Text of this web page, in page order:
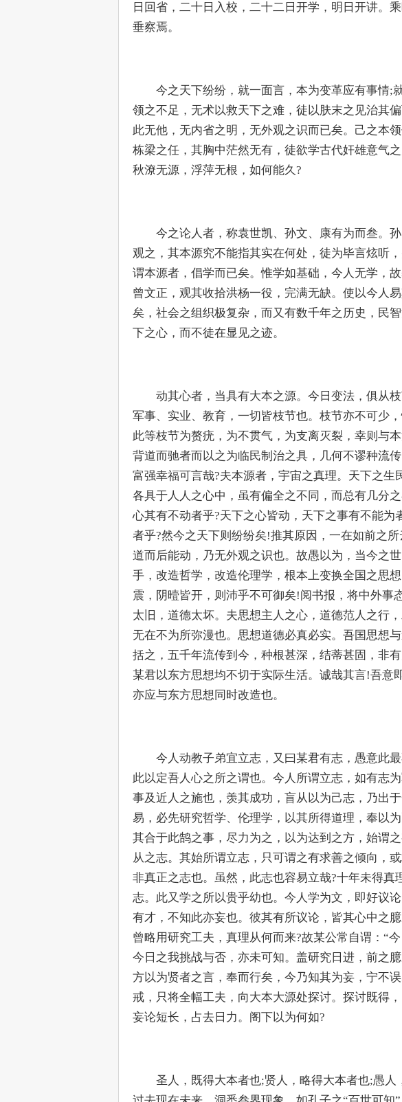
日回省，二十日入校，二十二日开学，明日开讲。
垂察焉。
今之天下纷纷，就一面言，本为变革应有事情;
领之不足，无术以救天下之难，徒以肤末之见治其
此无他，无内省之明，无外观之识而已矣。己之本
栋梁之任，其胸中茫然无有，徒欲学古代奸雄意气
秋潦无源，浮萍无根，如何能久?
今之论人者，称袁世凯、孙文、康有为而叁。孙
观之，其本源究不能指其实在何处，徒为毕言炫听
谓本源者，倡学而已矣。惟学如基础，今人无学，
曾文正，观其收拾洪杨一役，完满无缺。使以今人
矣，社会之组织极复杂，而又有数千年之历史，民
下之心，而不徒在显见之迹。
动其心者，当具有大本之源。今日变法，俱从枝
军事、实业、教育，一切皆枝节也。枝节亦不可少
此等枝节为赘疣，为不贯气，为支离灭裂，幸则与
背道而驰者而以之为临民制治之具，几何不谬种流
富强幸福可言哉?夫本源者，宇宙之真理。天下之生
各具于人人之心中，虽有偏全之不同，而总有几分
心其有不动者乎?天下之心皆动，天下之事有不能为
者乎?然今之天下则纷纷矣!推其原因，一在如前之
道而后能动，乃无外观之识也。故愚以为，当今之
手，改造哲学，改造伦理学，根本上变换全国之思
震，阴曀皆开，则沛乎不可御矣!阅书报，将中外事
太旧，道德太坏。夫思想主人之心，道德范人之行
无在不为所弥漫也。思想道德必真必实。吾国思想
括之，五千年流传到今，种根甚深，结蒂甚固，非
某君以东方思想均不切于实际生活。诚哉其言!吾意
亦应与东方思想同时改造也。
今人动教子弟宜立志，又曰某君有志，愚意此最
此以定吾人心之所之谓也。今人所谓立志，如有志
事及近人之施也，羡其成功，盲从以为己志，乃出
易，必先研究哲学、伦理学，以其所得道理，奉以
其合于此鹄之事，尽力为之，以为达到之方，始谓
从之志。其始所谓立志，只可谓之有求善之倾向，
非真正之志也。虽然，此志也容易立哉?十年未得
志。此又学之所以贵乎幼也。今人学为文，即好议
有才，不知此亦妄也。彼其有所议论，皆其心中之
曾略用研究工夫，真理从何而来?故某公常自谓：“
今日之我挑战与否，亦未可知。盖研究日进，前之
方以为贤者之言，奉而行矣，今乃知其为妄，宁不
戒，只将全幅工夫，向大本大源处探讨。探讨既得
妄论短长，占去日力。阁下以为何如?
圣人，既得大本者也;贤人，略得大本者也;愚人